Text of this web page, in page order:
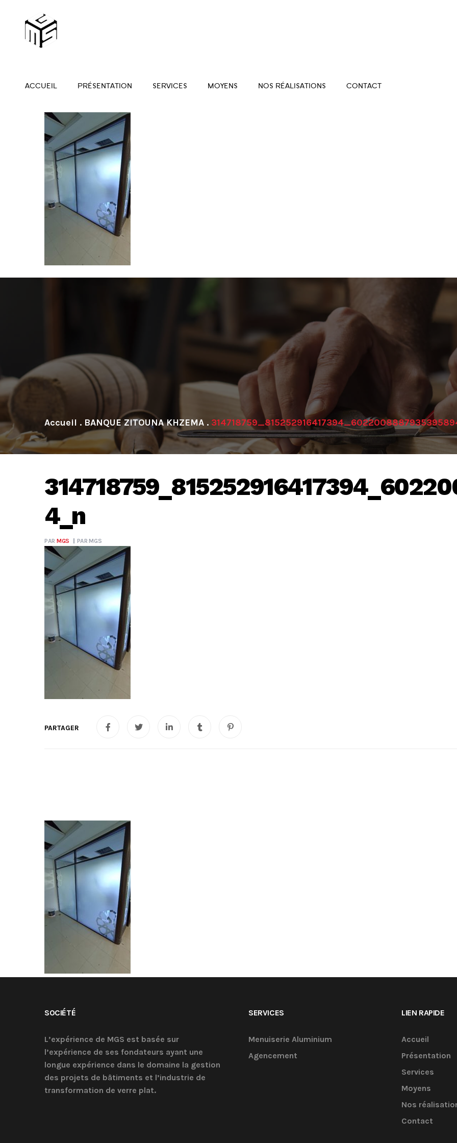
ACCUEIL PRÉSENTATION SERVICES MOYENS NOS RÉALISATIONS CONTACT
. BANQUE ZITOUNA KHZEMA .
4_n
PAR MGS PARMGS
SOCIÉTÉ
L’expérience de MGS est basée sur
l’expérience de ses fondateurs ayant une
longue expérience dans le domaine la gestion
des projets de bâtiments et l’industrie de
transformation de verre plat.
SERVICES
Menuiserie Aluminium
Agencement
LIEN RAPIDE
Accueil
Présentation
Services
Moyens
Nos
Contact